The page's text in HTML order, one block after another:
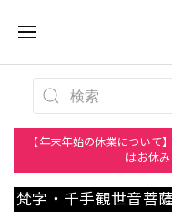
【年末年始の休業につい
はお休み
梵字・千手観世音菩